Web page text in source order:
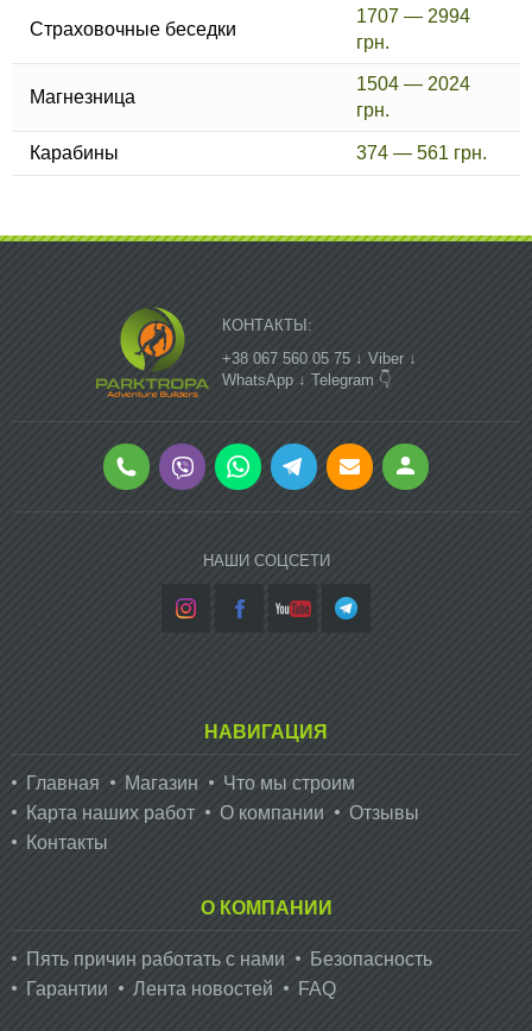
Страховочные беседки
1707 — 2994
грн.
Магнезница
1504 — 2024
грн.
Карабины 374 — 561 грн.
КОНТАКТЫ:
+38 067 560 05 75 ↓ Viber ↓
WhatsApp ↓ Telegram 👇
НАШИ СОЦСЕТИ
НАВИГАЦИЯ
Главная Магазин
Что мы строим
Карта наших работ
О компании
Отзывы
Контакты
О КОМПАНИИ
Пять причин работать с нами
Безопасность
Гарантии
Лента новостей FAQ